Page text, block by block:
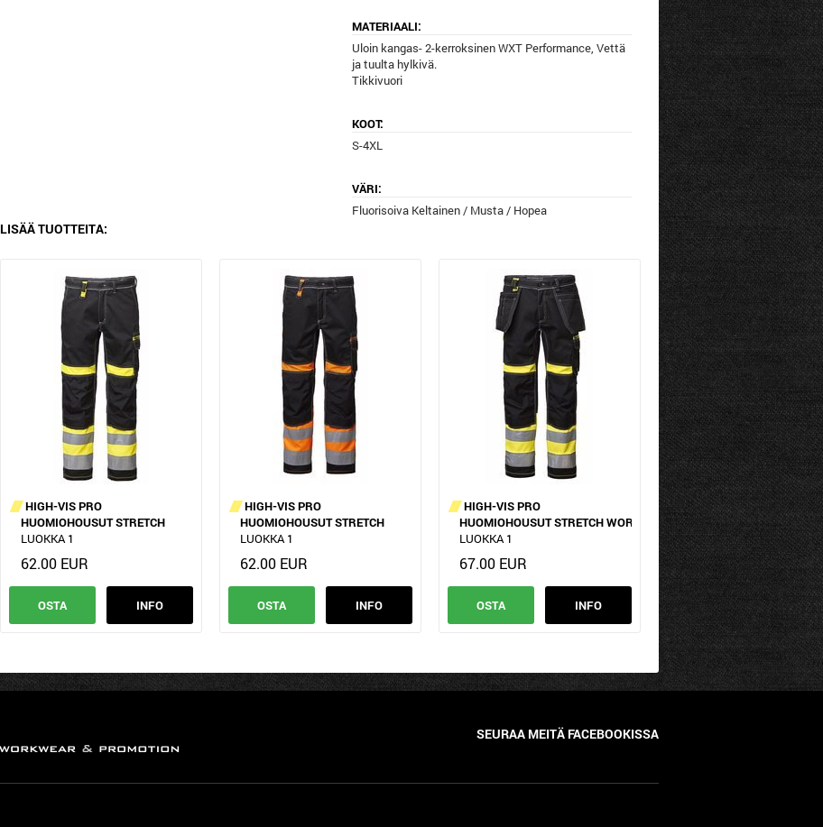
MATERIAALI:
Uloin kangas- 2-kerroksinen WXT Performance, Vettä
ja tuulta hylkivä.
Tikkivuori
KOOT:
S-4XL
VÄRI:
Fluorisoiva Keltainen / Musta / Hopea
LISÄÄ TUOTTEITA:
HIGH-VIS PRO
HUOMIOHOUSUT STRETCH
LUOKKA 1
62.00 EUR
OSTA INFO
HIGH-VIS PRO
HUOMIOHOUSUT STRETCH
LUOKKA 1
62.00 EUR
OSTA INFO
HIGH-VIS PRO
HUOMIOHOUSUT STRETCH WORKER
LUOKKA 1
67.00 EUR
OSTA INFO
SEURAA MEITÄ FACEBOOKISSA